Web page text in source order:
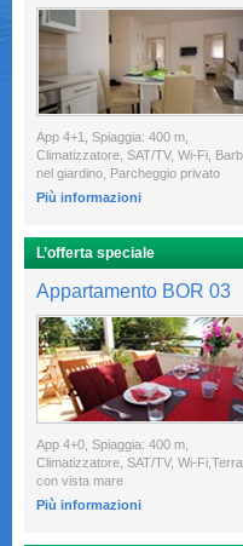
App 4+1, Spiaggia: 400 m,
Climatizzatore, SAT/TV, Wi-Fi,
nel giardino, Parcheggio privato
Più informazioni
L’offerta speciale
Appartamento BOR 03
App 4+0, Spiaggia: 400 m,
Climatizzatore, SAT/TV, Wi-
con vista mare
Più informazioni